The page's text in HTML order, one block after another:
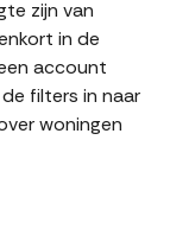
zijn van
in de
account
filters in naar
woningen